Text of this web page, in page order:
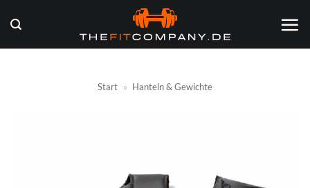
Inhalt
springen
Start » Hanteln & Gewichte